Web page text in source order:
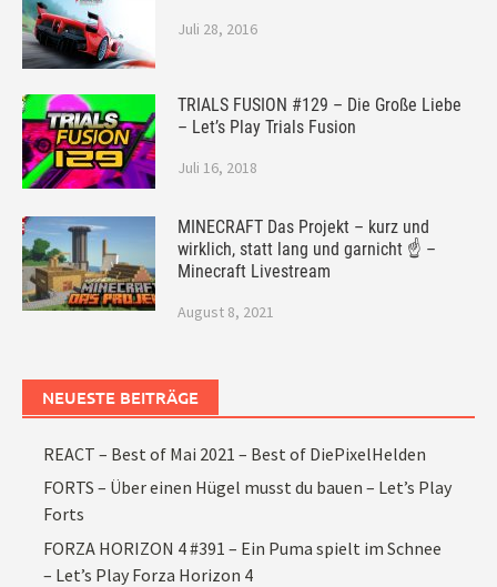
Juli 28, 2016
TRIALS FUSION #129 – Die Große Liebe
– Let’s Play Trials Fusion
Juli 16, 2018
MINECRAFT Das Projekt – kurz und
wirklich, statt lang und garnicht ☝ –
Minecraft Livestream
August 8, 2021
NEUESTE BEITRÄGE
REACT – Best of Mai 2021 – Best of DiePixelHelden
FORTS – Über einen Hügel musst du bauen – Let’s Play
Forts
FORZA HORIZON 4 #391 – Ein Puma spielt im Schnee
– Let’s Play Forza Horizon 4